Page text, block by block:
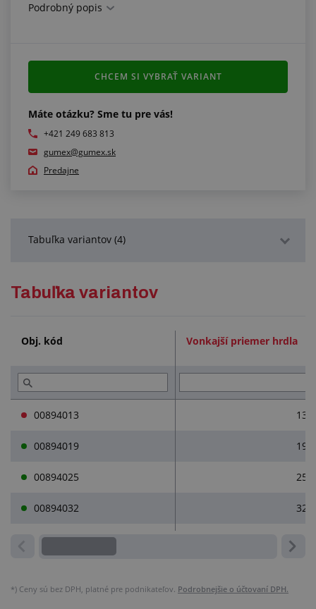
rovnako veľký bajonet 40 mm pre všetky rozmery a
pracovná teplota: -10 °C/+150 °C
Podrobný popis
Máte otázku? Sme tu pre vás!
+421 249 683 813
gumex@gumex.sk
Predajne
CHCEM SI VYBRAŤ VARIANT
Tabuľka variantov (4)
Tabuľka variantov
Obj. kód Vonkajší priemer hrdla
00894013 13
00894019 19
00894025 25
00894032 32
*) Ceny sú bez DPH, platné pre podnikateľov. Podrobnejšie o účtovaní DPH.